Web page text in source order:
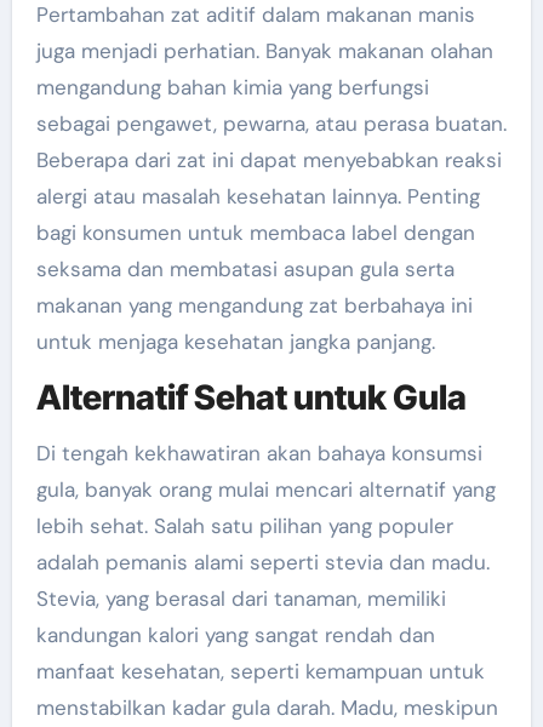
Pertambahan zat aditif dalam makanan manis
juga menjadi perhatian. Banyak makanan olahan
mengandung bahan kimia yang berfungsi
sebagai pengawet, pewarna, atau perasa buatan.
Beberapa dari zat ini dapat menyebabkan reaksi
alergi atau masalah kesehatan lainnya. Penting
bagi konsumen untuk membaca label dengan
seksama dan membatasi asupan gula serta
makanan yang mengandung zat berbahaya ini
untuk menjaga kesehatan jangka panjang.
Alternatif Sehat untuk Gula
Di tengah kekhawatiran akan bahaya konsumsi
gula, banyak orang mulai mencari alternatif yang
lebih sehat. Salah satu pilihan yang populer
adalah pemanis alami seperti stevia dan madu.
Stevia, yang berasal dari tanaman, memiliki
kandungan kalori yang sangat rendah dan
manfaat kesehatan, seperti kemampuan untuk
menstabilkan kadar gula darah. Madu, meskipun